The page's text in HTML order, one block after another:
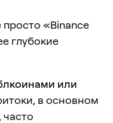
«Binance
глубокие
или
в основном